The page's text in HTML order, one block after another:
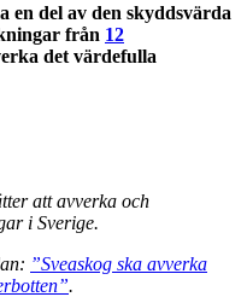
en del av den skyddsvärda
från 12
det värdefulla
att avverka och
i Sverige.
”Sveaskog ska avverka
.